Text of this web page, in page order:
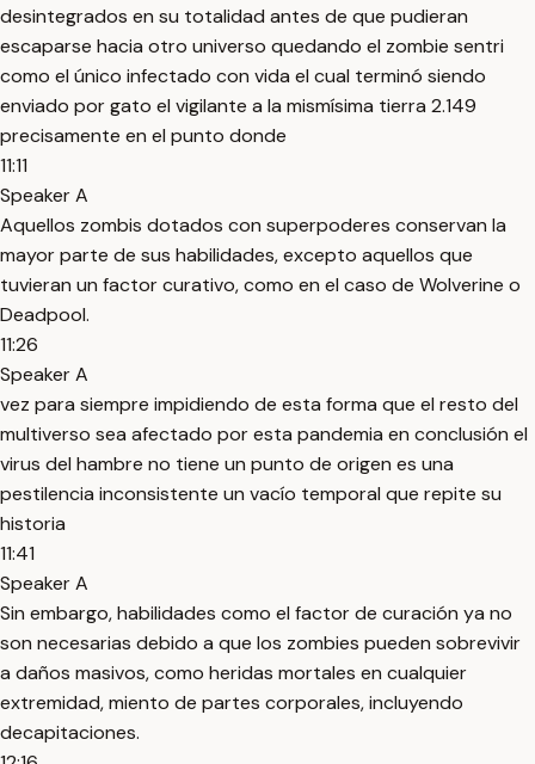
desintegrados en su totalidad antes de que pudieran
escaparse hacia otro universo quedando el zombie sentri
como el único infectado con vida el cual terminó siendo
enviado por gato el vigilante a la mismísima tierra 2.149
precisamente en el punto donde
11:11
Speaker A
Aquellos zombis dotados con superpoderes conservan la
mayor parte de sus habilidades, excepto aquellos que
tuvieran un factor curativo, como en el caso de Wolverine o
Deadpool.
11:26
Speaker A
vez para siempre impidiendo de esta forma que el resto del
multiverso sea afectado por esta pandemia en conclusión el
virus del hambre no tiene un punto de origen es una
pestilencia inconsistente un vacío temporal que repite su
historia
11:41
Speaker A
Sin embargo, habilidades como el factor de curación ya no
son necesarias debido a que los zombies pueden sobrevivir
a daños masivos, como heridas mortales en cualquier
extremidad, miento de partes corporales, incluyendo
decapitaciones.